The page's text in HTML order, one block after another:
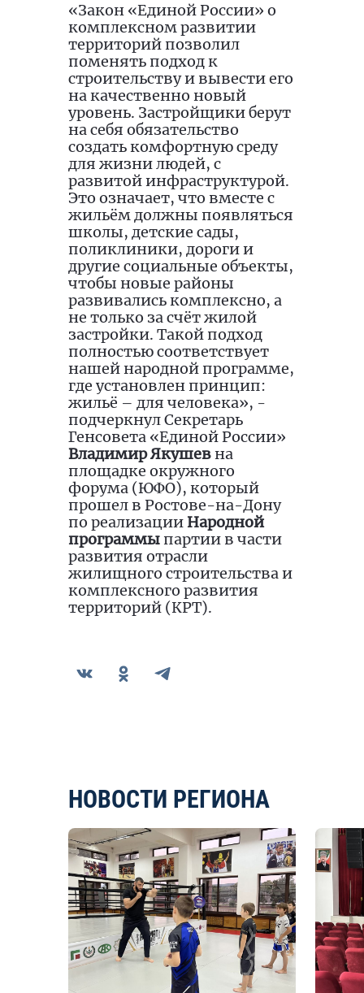
«Закон «Единой России» о
комплексном развитии
территорий позволил
поменять подход к
строительству и вывести его
на качественно новый
уровень. Застройщики берут
на себя обязательство
создать комфортную среду
для жизни людей, с
развитой инфраструктурой.
Это означает, что вместе с
жильём должны появляться
школы, детские сады,
поликлиники, дороги и
другие социальные объекты,
чтобы новые районы
развивались комплексно, а
не только за счёт жилой
застройки. Такой подход
полностью соответствует
нашей народной программе,
где установлен принцип:
жильё – для человека», -
подчеркнул Секретарь
Генсовета «Единой России»
Владимир Якушевна
площадке окружного
форума (ЮФО), который
прошел в Ростове-на-Дону
по реализации Народной
программы партии в части
развития отрасли
жилищного строительства и
комплексного развития
территорий (КРТ).
НОВОСТИ РЕГИОНА